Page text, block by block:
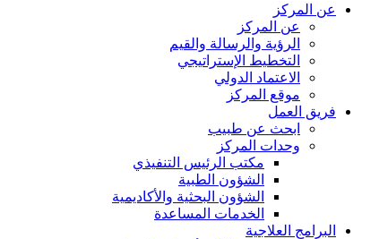
عن المركز
عن المركز
الرؤية والرسالة والقيم
التخطيط الإستراتيجي
الاعتماد الدولي
موقع المركز
فريق العمل
ابحث عن طبيب
وحدات المركز
مكتب الرئيس التنفيذي
الشؤون الطبية
الشؤون البحثية والأكاديمية
الخدمات المساعدة
البرامج العلاجية